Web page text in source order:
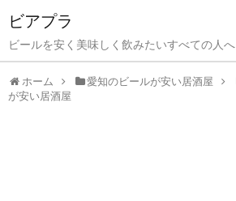
ビアプラ
ビールを安く美味しく飲みたいすべての人へ
ホーム 愛知のビールが安い居酒屋
が安い居酒屋